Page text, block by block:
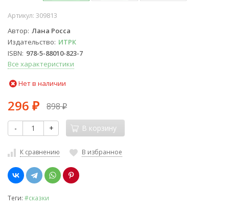
Артикул: 309813
Автор Лана Росса
Издательство ИТРК
ISBN 978-5-88010-823-7
Все характеристики
Нет в наличии
296 ₽ 898₽
- + В корзину
К сравнению В избранное
Теги: #сказки